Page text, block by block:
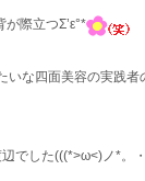
際立つΣ’ε°*
いな四面美容の実践
でした(((*>ω<)ノ*。